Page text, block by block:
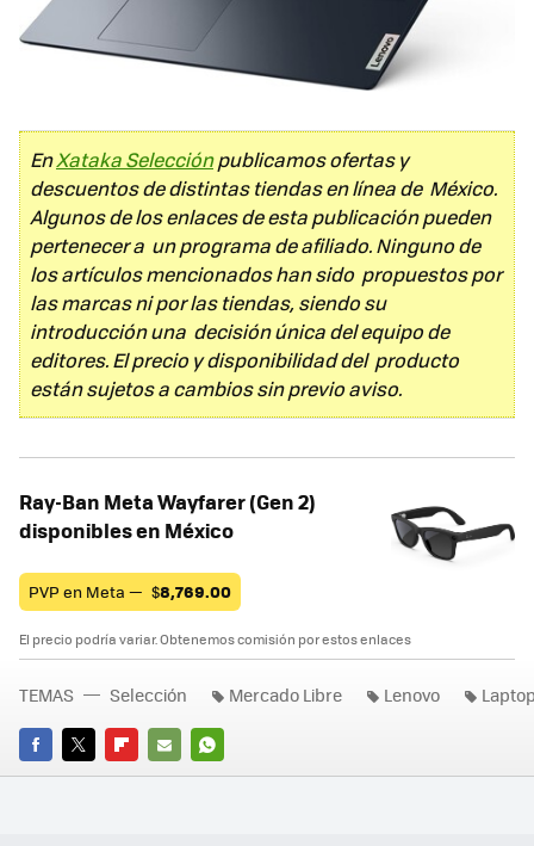
EnXataka Selecciónpublicamos ofertas y
descuentos de distintas tiendas en línea de México.
Algunos de los enlaces de esta publicación pueden
pertenecer a un programa de afiliado. Ninguno de
los artículos mencionados han sido propuestos por
las marcas ni por las tiendas, siendo su
introducción una decisión única del equipo de
editores. El precio y disponibilidad del producto
están sujetos a cambios sin previo aviso.
Ray-Ban Meta Wayfarer (Gen 2)
disponibles en México
PVP en Meta — $8,769.00
El precio podría variar. Obtenemos comisión por estos enlaces
FACEBOOK
TWITTERFLIPBOARD
E-
WHATSAPP
TEMAS Selección Mercado Libre Lenovo